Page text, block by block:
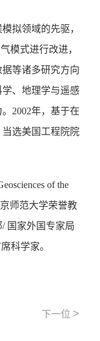
拟领域的先驱，
模式进行改进，
等诸多研究方向
、地理学与遥感
2002年，基于在
选美国工程院院
of the
京师范大学荣誉教
国家外国专家局
科学家。
下一位 >